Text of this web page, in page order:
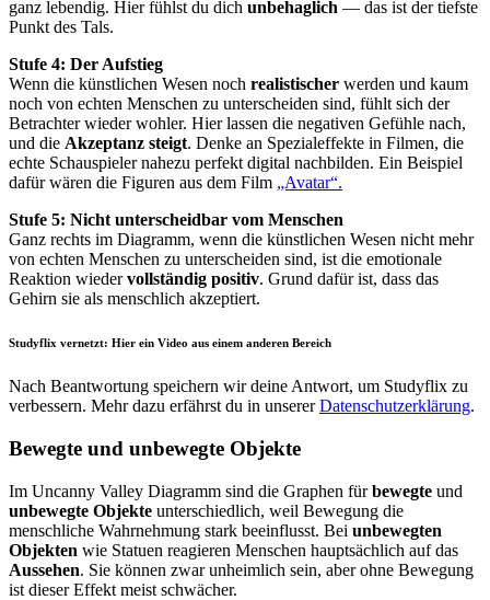
ganz lebendig. Hier fühlst du dich unbehaglich — das ist der tiefste
Punkt des Tals.
Stufe 4: Der Aufstieg
Wenn die künstlichen Wesen noch realistischer werden und kaum
noch von echten Menschen zu unterscheiden sind, fühlt sich der
Betrachter wieder wohler. Hier lassen die negativen Gefühle nach,
und die Akzeptanz steigt. Denke an Spezialeffekte in Filmen, die
echte Schauspieler nahezu perfekt digital nachbilden. Ein Beispiel
dafür wären die Figuren aus dem Film „Avatar“.
Stufe 5: Nicht unterscheidbar vom Menschen
Ganz rechts im Diagramm, wenn die künstlichen Wesen nicht mehr
von echten Menschen zu unterscheiden sind, ist die emotionale
Reaktion wiedervollständig positiv. Grund dafür ist, dass das
Gehirn sie als menschlich akzeptiert.
Studyflix vernetzt: Hier ein Video aus einem anderen Bereich
Nach Beantwortung speichern wir deine Antwort, um Studyflix zu
verbessern. Mehr dazu erfährst du in unsererDatenschutzerklärung.
Bewegte und unbewegte Objekte
Im Uncanny Valley Diagramm sind die Graphen fürbewegte und
unbewegte Objekte unterschiedlich, weil Bewegung die
menschliche Wahrnehmung stark beeinflusst. Bei unbewegten
Objekten wie Statuen reagieren Menschen hauptsächlich auf das
Aussehen. Sie können zwar unheimlich sein, aber ohne Bewegung
ist dieser Effekt meist schwächer.